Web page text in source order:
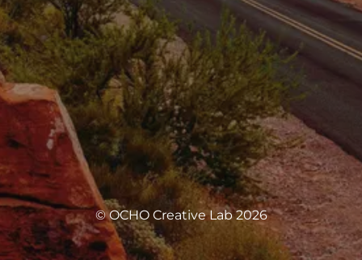
© OCHO Creative Lab 2026